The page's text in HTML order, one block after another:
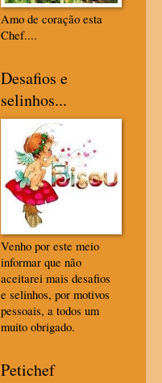
Amo de coração esta
Chef....
Desafios e
selinhos...
Venho por este meio
informar que não
aceitarei mais desafios
e selinhos, por motivos
pessoais, a todos um
muito obrigado.
Petichef